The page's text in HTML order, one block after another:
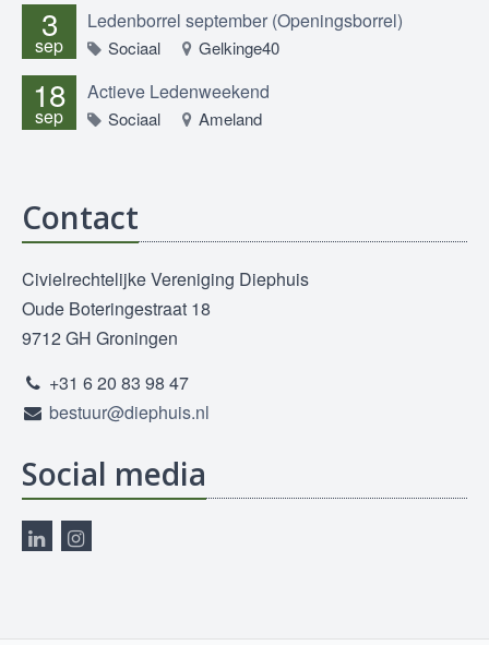
3
sep
Ledenborrel september (Openingsborrel)
Sociaal Gelkinge40
18
sep
Actieve Ledenweekend
Sociaal Ameland
Contact
Civielrechtelijke Vereniging Diephuis
Oude Boteringestraat 18
9712 GH Groningen
+31 6 20 83 98 47
bestuur@diephuis.nl
Social media